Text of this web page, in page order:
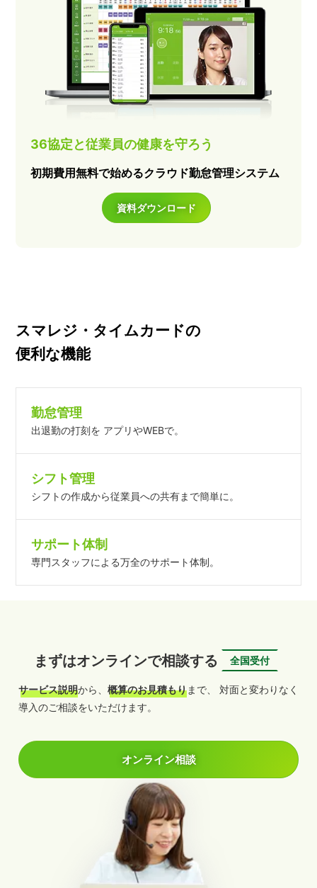
36協定と従業員の健康を守ろう
初期費用無料で始めるクラウド勤怠管理システム
資料ダウンロード
スマレジ・タイムカードの
便利な機能
勤怠管理
出退勤の打刻を アプリやWEBで。
シフト管理
シフトの作成から従業員への共有まで簡単に。
サポート体制
専門スタッフによる万全のサポート体制。
まずはオンラインで相談する 全国受付
サービス説明から、 概算のお見積もりまで、 対面と変わりなく
導入のご相談をいただけます。
オンライン相談